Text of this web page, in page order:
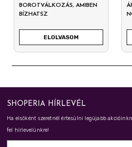
BOROTVÁLKOZÁS, AMIBEN
BÍZHATSZ
ELOLVASOM
SHOPERIA HÍRLEVÉL
Ha elsőként szeretnél értesülni legújabb
fel hírlevelünkre!